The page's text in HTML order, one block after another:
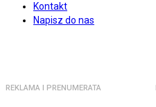
Kontakt
Napisz do nas
REKLAMA I PRENUMERATA